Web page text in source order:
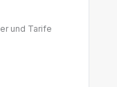
und Tarife